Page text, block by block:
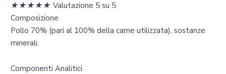
★★★★★ Valutazione 5 su 5
Composizione
Pollo 70% (pari al 100% della carne utilizzata), sostanze
minerali.
Componenti Analitici